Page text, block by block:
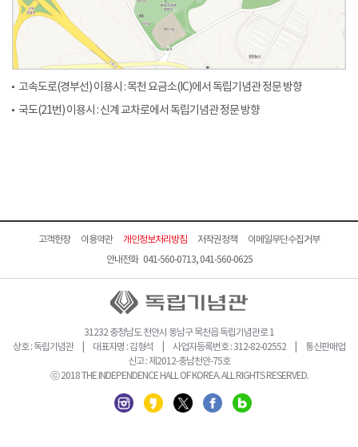
고속도로(경부선) 이용시 : 목천 요금소(IC)에서 독립기념관 정문 방향
국도(21번) 이용시 : 신계 교차로에서 독립기념관 정문 방향
고객헌장 이용약관 개인정보처리방침 저작권정책
이메일무단수집거부
안내전화 041-560-0713, 041-560-0625
31232 충청남도 천안시 동남구 목천읍 독립기념관로 1
상호 : 독립기념관 | 대표자명 : 김형석 | 사업자등록번호 : 312-82-02552 | 통신판매업
신고 : 제2012-충남천안-75호
ⓒ 2018 THE INDEPENDENCE HALL OF KOREA. ALL RIGHTS RESERVED.